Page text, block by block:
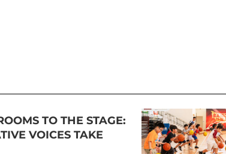
TO THE STAGE:
VOICES TAKE